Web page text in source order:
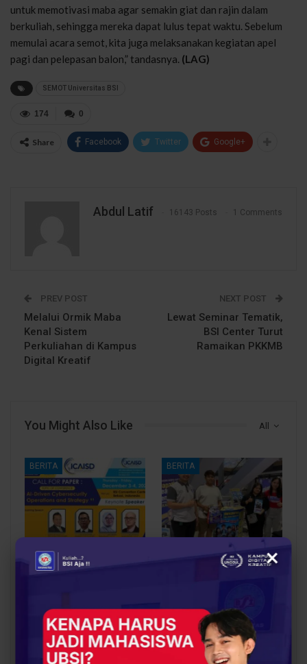
untuk memotivasi maba agar semakin giat dan rajin dalam
berkuliah, sehingga mereka dapat lulus tepat waktu. Sebelum
memulai acara semot, kita juga melaksanakan kegiatan apel
pagi dan pelepasan balon,” tandasnya. (LAG)
SEMOT Universitas BSI
0
174
Share Facebook Twitter Google+
Abdul Latif 16143 Posts 1 Comments
PREV POST
Melalui Ormik Maba
Kenal Sistem
Perkuliahan di Kampus
Digital Kreatif
NEXT POST
Lewat Seminar Tematik,
BSI Center Turut
Ramaikan PKKMB
All
You Might Also Like
BERITA
UBSI Buka Call for
Papers ICAISD 2026,
BERITA
Siap Kuliah Berkualitas?
UBSI Cengkareng Gelar
BERITA BERITA
×